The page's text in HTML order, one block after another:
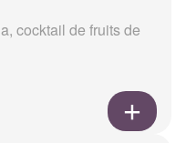
cocktail de fruits de